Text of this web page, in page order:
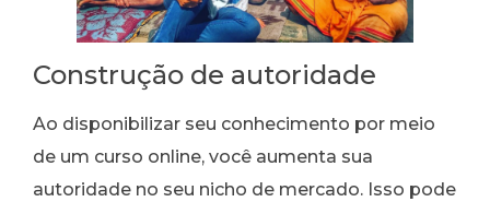
Construção de autoridade
Ao disponibilizar seu conhecimento por meio
de um curso online, você aumenta sua
autoridade no seu nicho de mercado. Isso pode